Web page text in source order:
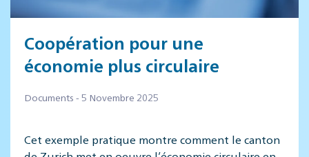
Coopération pour une
économie plus circulaire
Documents - 5 Novembre 2025
Cet exemple pratique montre comment le canton